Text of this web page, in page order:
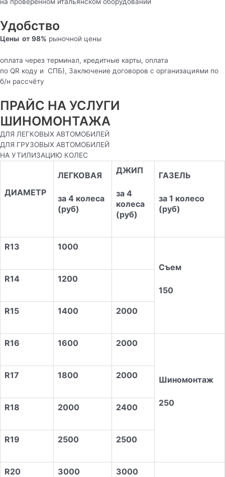
Удобство
Цены от 98% рыночной цены
оплата через терминал, кредитные карты, оплата
по QR кoду и СПБ), Заключение договоров с организациями по
б/н рассчёту
ПРАЙС НА УСЛУГИ
ШИНОМОНТАЖА
ДЛЯ ЛЕГКОВЫХ АВТОМОБИЛЕЙ
ДЛЯ ГРУЗОВЫХ АВТОМОБИЛЕЙ
НА УТИЛИЗАЦИЮ КОЛЕС
ДИАМЕТР
ЛЕГКОВАЯ
за 4 колеса
(руб)
ДЖИП
за 4
колеса
(руб)
ГАЗЕЛЬ
за 1 колесо
(руб)
R13 1000
Съем
150
R14 1200
R15 1400 2000
R16 1600 2000
Шиномонтаж
250
R17 1800 2000
R18 2000 2400
R19 2500 2500
R20 3000 3000